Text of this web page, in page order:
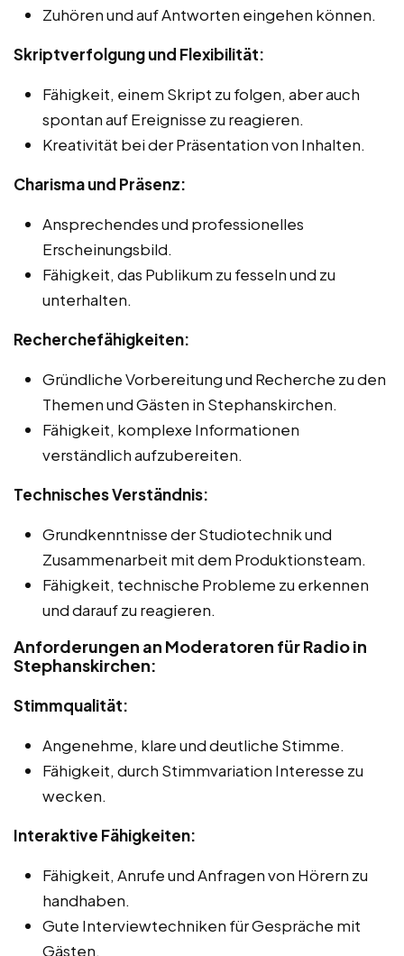
Zuhören und auf Antworten eingehen können.
Skriptverfolgung und Flexibilität:
Fähigkeit, einem Skript zu folgen, aber auch
spontan auf Ereignisse zu reagieren.
Kreativität bei der Präsentation von Inhalten.
Charisma und Präsenz:
Ansprechendes und professionelles
Erscheinungsbild.
Fähigkeit, das Publikum zu fesseln und zu
unterhalten.
Recherchefähigkeiten:
Gründliche Vorbereitung und Recherche zu den
Themen und Gästen in Stephanskirchen.
Fähigkeit, komplexe Informationen
verständlich aufzubereiten.
Technisches Verständnis:
Grundkenntnisse der Studiotechnik und
Zusammenarbeit mit dem Produktionsteam.
Fähigkeit, technische Probleme zu erkennen
und darauf zu reagieren.
Anforderungen an Moderatoren für Radio in
Stephanskirchen:
Stimmqualität:
Angenehme, klare und deutliche Stimme.
Fähigkeit, durch Stimmvariation Interesse zu
wecken.
Interaktive Fähigkeiten:
Fähigkeit, Anrufe und Anfragen von Hörern zu
handhaben.
Gute Interviewtechniken für Gespräche mit
Gästen.